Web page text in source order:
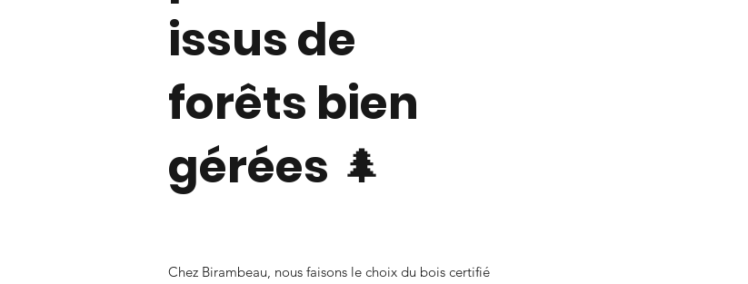
issus de
forêts bien
gérées 🌲
Chez Birambeau, nous faisons le choix du bois certifié